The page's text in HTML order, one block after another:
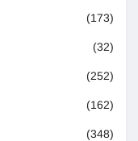
(173)
(32)
(252)
(162)
(348)